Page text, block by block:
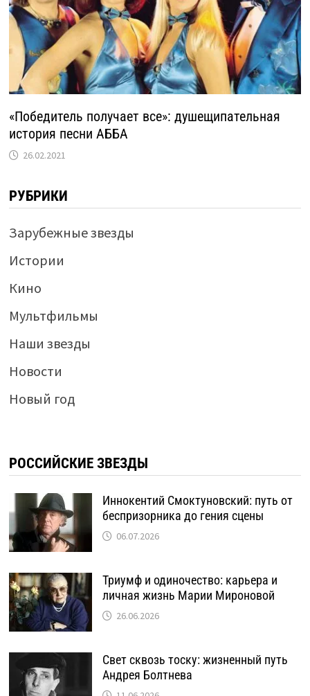
«Победитель получает все»: душещипательная
история песни АББА
26.02.2021
РУБРИКИ
Зарубежные звезды
Истории
Кино
Мультфильмы
Наши звезды
Новости
Новый год
РОССИЙСКИЕ ЗВЕЗДЫ
Иннокентий Смоктуновский: путь от
беспризорника до гения сцены
06.07.2026
Триумф и одиночество: карьера и
личная жизнь Марии Мироновой
26.06.2026
Свет сквозь тоску: жизненный путь
Андрея Болтнева